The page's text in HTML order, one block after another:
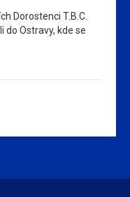
Dorostenci T.B.C.
do Ostravy, kde se